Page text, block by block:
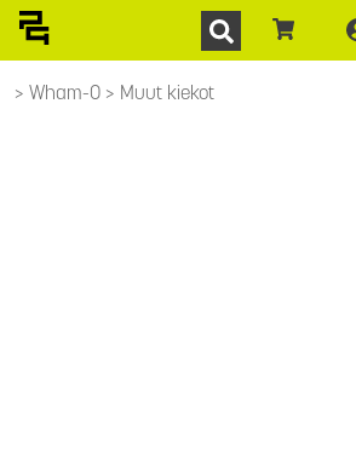
Wham-O Muut kiekot